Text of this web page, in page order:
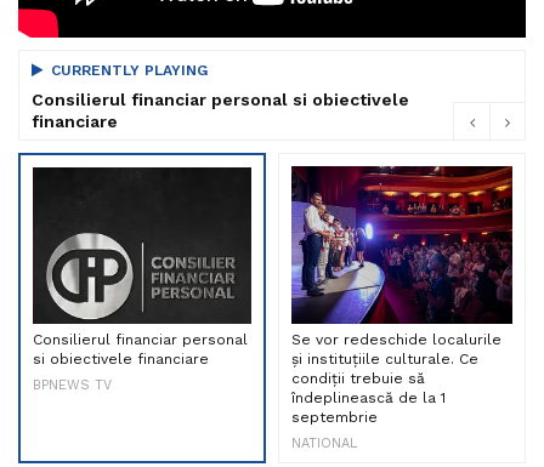
CURRENTLY PLAYING
Consilierul financiar personal si obiectivele
financiare
Consilierul financiar personal
si obiectivele financiare
BPNEWS TV
Se vor redeschide localurile
și instituțiile culturale. Ce
condiții trebuie să
îndeplinească de la 1
septembrie
NATIONAL